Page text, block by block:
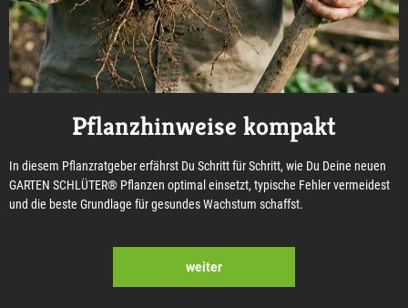
Pflanzhinweise kompakt
In diesem Pflanzratgeber erfährst Du Schritt für Schritt, wie Du Deine neuen
GARTEN SCHLÜTER® Pflanzen optimal einsetzt, typische Fehler vermeidest
und die beste Grundlage für gesundes Wachstum schaffst.
weiter